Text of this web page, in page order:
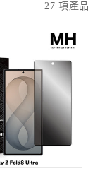
27 項產品